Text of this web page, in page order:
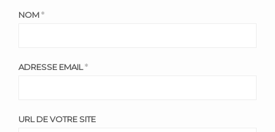
NOM*
ADRESSE EMAIL*
URL DE VOTRE SITE